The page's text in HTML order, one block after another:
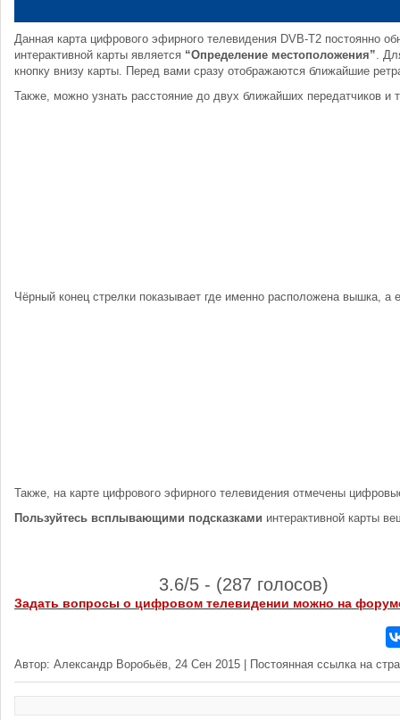
Данная карта цифрового эфирного телевидения DVB-T2 постоянно
интерактивной карты является “Определение местоположения”.
кнопку внизу карты. Перед вами сразу отображаются ближайшие
Также, можно узнать расстояние до двух ближайших передатчиков
Чёрный конец стрелки показывает где именно расположена вышка,
Также, на карте цифрового эфирного телевидения отмечены
Пользуйтесь всплывающими подсказками интерактивной карты
3.6/5 - (287 голосов)
Задать вопросы о цифровом телевидении можно на
Автор: Александр Воробьёв, 24 Сен 2015 | Постоянная ссылка на